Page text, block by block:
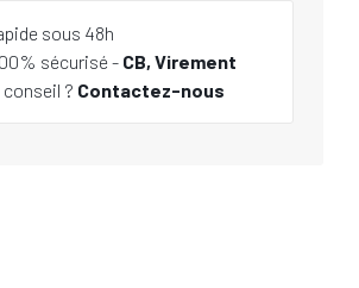
sous 48h
sécurisé - CB, Virement
conseil ? Contactez-nous